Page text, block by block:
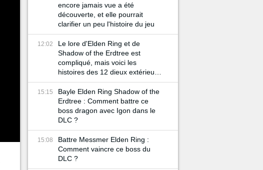
encore jamais vue a été
découverte, et elle pourrait
clarifier un peu l'histoire du jeu
12:02
Le lore d'Elden Ring et de
Shadow of the Erdtree est
compliqué, mais voici les
histoires des 12 dieux extérieurs
pour mieux vous aider à le
comprendre
15:15
Bayle Elden Ring Shadow of the
Erdtree : Comment battre ce
boss dragon avec Igon dans le
DLC ?
15:08
Battre Messmer Elden Ring :
Comment vaincre ce boss du
DLC ?